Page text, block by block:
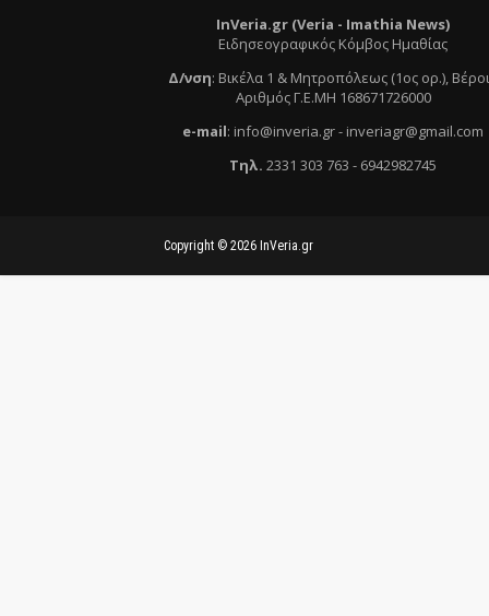
InVeria.gr (Veria - Ιmathia News)
Ειδησεογραφικός Κόμβος Ημαθίας
Δ/νση: Βικέλα 1 & Μητροπόλεως (1ος ορ.),
Αριθμός Γ.Ε.ΜΗ 168671726000
e-mail: info@inveria.gr- inveriagr@gmail.com
Τηλ. 2331 303 763 - 6942982745
Copyright © 2026 InVeria.gr